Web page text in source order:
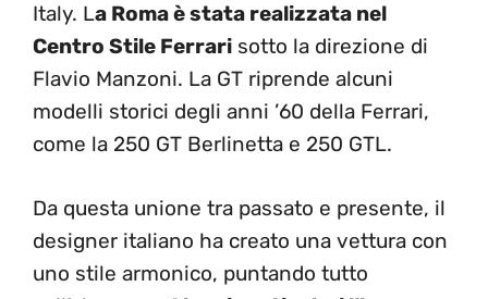
Italy. La Roma è stata realizzata nel
Centro Stile Ferrari sotto la direzione di
Flavio Manzoni. La GT riprende alcuni
modelli storici degli anni ’60 della Ferrari,
come la 250 GT Berlinetta e 250 GTL.
Da questa unione tra passato e presente, il
designer italiano ha creato una vettura con
uno stile armonico, puntando tutto